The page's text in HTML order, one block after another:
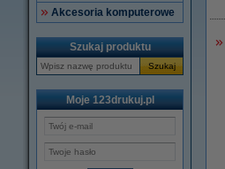
Akcesoria komputerowe
Szukaj produktu
Szukaj
Moje 123drukuj.pl